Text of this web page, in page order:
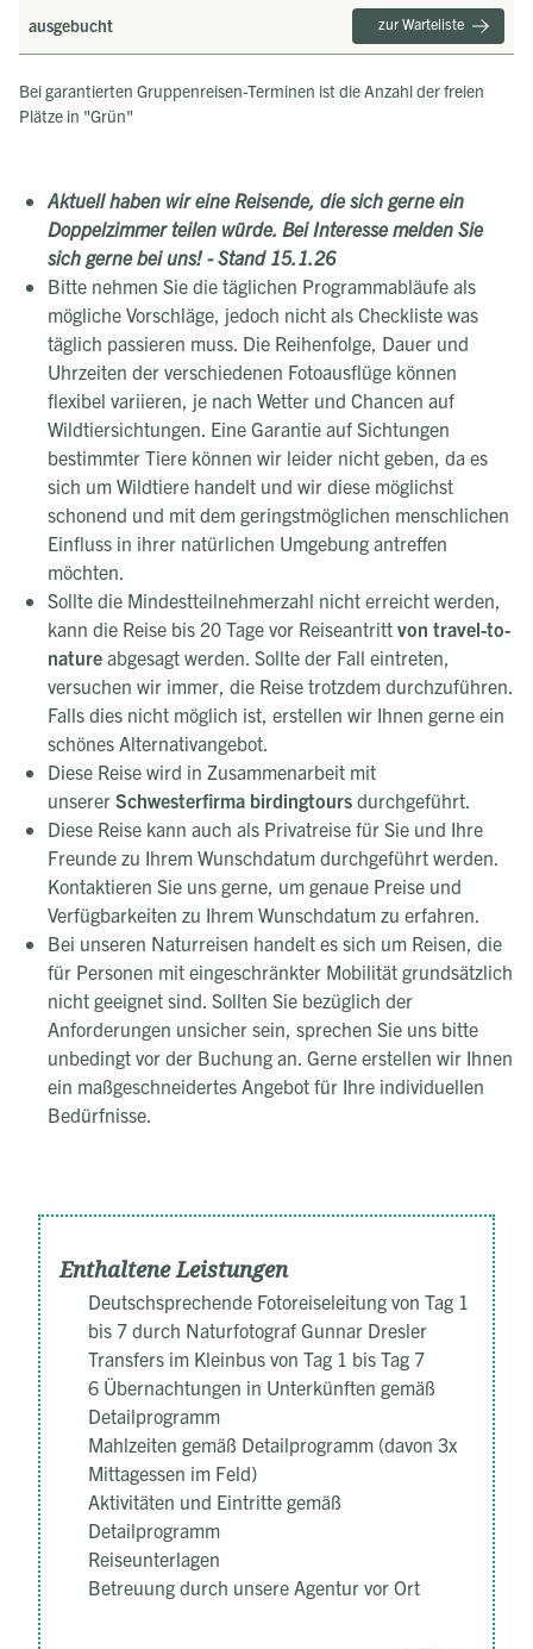
ausgebucht zur Warteliste
Bei garantierten Gruppenreisen-Terminen ist die Anzahl der freien
Plätze in "Grün"
Aktuell haben wir eine Reisende, die sich gerne ein
Doppelzimmer teilen würde. Bei Interesse melden Sie
sich gerne bei uns! - Stand 15.1.26
Bitte nehmen Sie die täglichen Programmabläufe als
mögliche Vorschläge, jedoch nicht als Checkliste was
täglich passieren muss. Die Reihenfolge, Dauer und
Uhrzeiten der verschiedenen Fotoausflüge können
flexibel variieren, je nach Wetter und Chancen auf
Wildtiersichtungen. Eine Garantie auf Sichtungen
bestimmter Tiere können wir leider nicht geben, da es
sich um Wildtiere handelt und wir diese möglichst
schonend und mit dem geringstmöglichen menschlichen
Einfluss in ihrer natürlichen Umgebung antreffen
möchten.
Sollte die Mindestteilnehmerzahl nicht erreicht werden,
kann die Reise bis 20 Tage vor Reiseantritt von travel-to-
nature abgesagt werden. Sollte der Fall eintreten,
versuchen wir immer, die Reise trotzdem durchzuführen.
Falls dies nicht möglich ist, erstellen wir Ihnen gerne ein
schönes Alternativangebot.
Diese Reise wird in Zusammenarbeit mit
unserer Schwesterfirma birdingtours durchgeführt.
Diese Reise kann auch als Privatreise für Sie und Ihre
Freunde zu Ihrem Wunschdatum durchgeführt werden.
Kontaktieren Sie uns gerne, um genaue Preise und
Verfügbarkeiten zu Ihrem Wunschdatum zu erfahren.
Bei unseren Naturreisen handelt es sich um Reisen, die
für Personen mit eingeschränkter Mobilität grundsätzlich
nicht geeignet sind. Sollten Sie bezüglich der
Anforderungen unsicher sein, sprechen Sie uns bitte
unbedingt vor der Buchung an. Gerne erstellen wir Ihnen
ein maßgeschneidertes Angebot für Ihre individuellen
Bedürfnisse.
Enthaltene Leistungen
Deutschsprechende Fotoreiseleitung von Tag 1
bis 7 durch Naturfotograf Gunnar Dresler
Transfers im Kleinbus von Tag 1 bis Tag 7
6 Übernachtungen in Unterkünften gemäß
Detailprogramm
Mahlzeiten gemäß Detailprogramm (davon 3x
Mittagessen im Feld)
Aktivitäten und Eintritte gemäß
Detailprogramm
Reiseunterlagen
Betreuung durch unsere Agentur vor Ort